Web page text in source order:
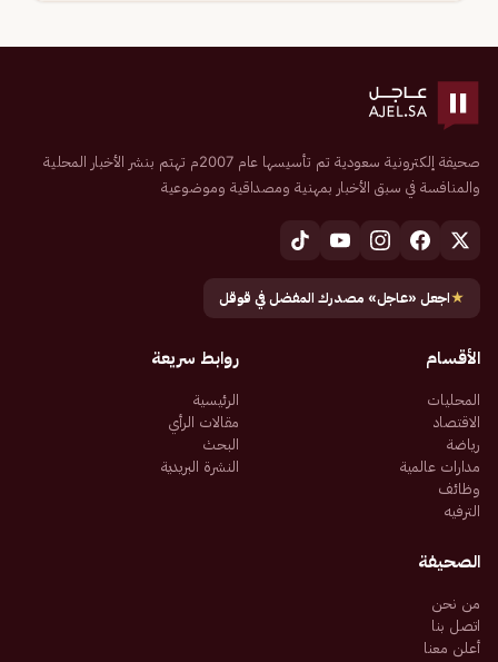
صحيفة إلكترونية سعودية تم تأسيسها عام 2007م تهتم بنشر الأخبار المحلية
والمنافسة في سبق الأخبار بمهنية ومصداقية وموضوعية
★اجعل «عاجل» مصدرك المفضل في قوقل
الأقسام
المحليات
الاقتصاد
رياضة
مدارات عالمية
وظائف
الترفيه
روابط سريعة
الرئيسية
مقالات الرأي
البحث
النشرة البريدية
الصحيفة
من نحن
اتصل بنا
أعلن معنا